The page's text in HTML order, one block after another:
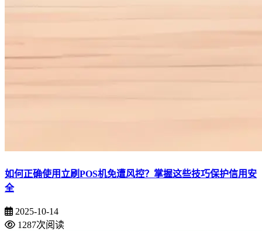
如何正确使用立刷POS机免遭风控？掌握这些技巧保护信用安
全
2025-10-14
1287次阅读